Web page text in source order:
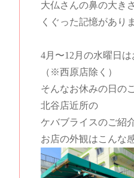
大仏さんの鼻の大き
くぐった記憶があり
4月〜12月の水曜日は
（※西原店除く）
そんなお休みの日の
北谷店近所の
ケバブライスのご紹
お店の外観はこんな